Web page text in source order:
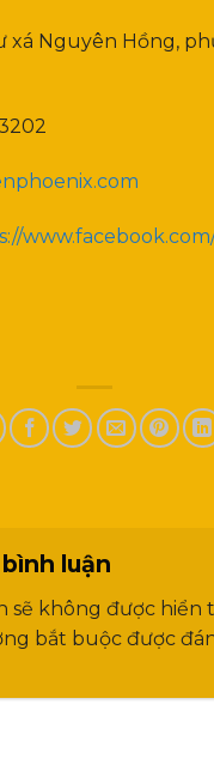
xá Nguyên Hồng,
luận
sẽ không được hiển
bắt buộc được